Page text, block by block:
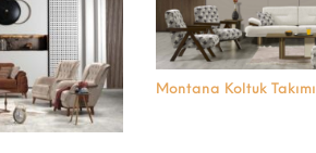
Montana Koltuk Takımı